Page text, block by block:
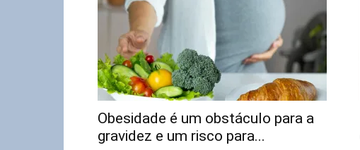
Obesidade é um obstáculo para a
gravidez e um risco para...